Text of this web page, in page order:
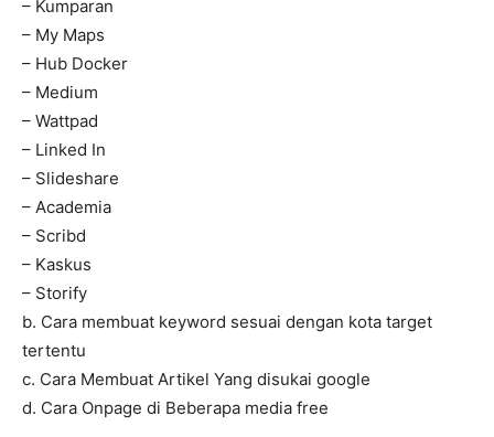
– Kumparan
– My Maps
– Hub Docker
– Medium
– Wattpad
– Linked In
– Slideshare
– Academia
– Scribd
– Kaskus
– Storify
b. Cara membuat keyword sesuai dengan kota target
tertentu
c. Cara Membuat Artikel Yang disukai google
d. Cara Onpage di Beberapa media free